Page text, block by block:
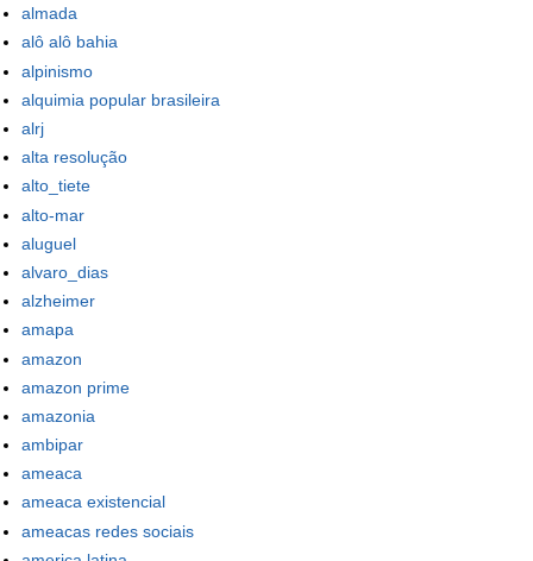
almada
alô alô bahia
alpinismo
alquimia popular brasileira
alrj
alta resolução
alto_tiete
alto-mar
aluguel
alvaro_dias
alzheimer
amapa
amazon
amazon prime
amazonia
ambipar
ameaca
ameaca existencial
ameacas redes sociais